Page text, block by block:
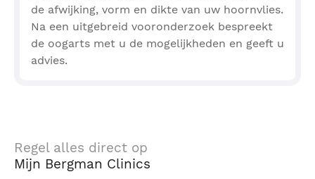
de afwijking, vorm en dikte van uw hoornvlies.
Na een uitgebreid vooronderzoek bespreekt
de oogarts met u de mogelijkheden en geeft u
advies.
Regel alles direct op
Mijn Bergman Clinics